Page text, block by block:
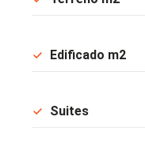
Edificado m2
Suites